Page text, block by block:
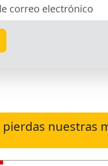
pierdas nuestras